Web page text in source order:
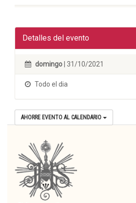
Detalles del evento
domingo | 31/10/2021
Todo el dia
AHORRE EVENTO AL CALENDARIO